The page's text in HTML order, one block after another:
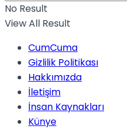
No Result
View All Result
CumCuma
Gizlilik Politikası
Hakkımızda
İletişim
İnsan Kaynakları
Künye